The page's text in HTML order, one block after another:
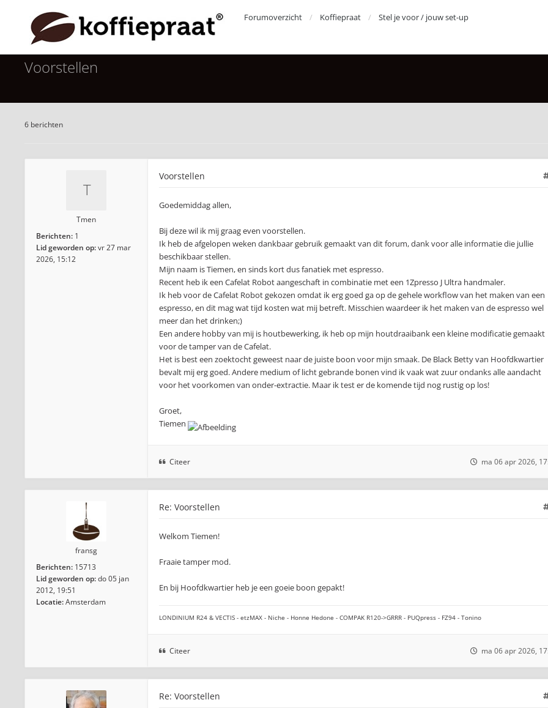
Forumoverzicht Koffiepraat Stel je voor / jouw set-up
Voorstellen
6 berichten
Tmen
Berichten: 1
Lid geworden op:vr 27 mar
2026, 15:12
Voorstellen
Goedemiddag allen,
Bij deze wil ik mij graag even voorstellen.
Ik heb de afgelopen weken dankbaar gebruik gemaakt van dit forum, dank voor alle informatie die jullie
beschikbaar stellen.
Mijn naam is Tiemen, en sinds kort dus fanatiek met espresso.
Recent heb ik een Cafelat Robot aangeschaft in combinatie met een 1Zpresso J Ultra handmaler.
Ik heb voor de Cafelat Robot gekozen omdat ik erg goed ga op de gehele workflow van het maken van een
espresso, en dit mag wat tijd kosten wat mij betreft. Misschien waardeer ik het maken van de espresso wel
meer dan het drinken;)
Een andere hobby van mij is houtbewerking, ik heb op mijn houtdraaibank een kleine modificatie gemaakt
voor de tamper van de Cafelat.
Het is best een zoektocht geweest naar de juiste boon voor mijn smaak. De Black Betty van Hoofdkwartier
bevalt mij erg goed. Andere medium of licht gebrande bonen vind ik vaak wat zuur ondanks alle aandacht
voor het voorkomen van onder-extractie. Maar ik test er de komende tijd nog rustig op los!
Groet,
Tiemen
Citeer ma 06 apr 2026,
fransg
Berichten: 15713
Lid geworden op:do 05 jan
2012, 19:51
Locatie:Amsterdam
Re: Voorstellen
Welkom Tiemen!
Fraaie tamper mod.
En bij Hoofdkwartier heb je een goeie boon gepakt!
LONDINIUM R24 & VECTIS - etzMAX - Niche - Honne Hedone - COMPAK R120->GRRR - PUQpress - FZ94 - Tonino
Citeer ma 06 apr 2026,
Re: Voorstellen